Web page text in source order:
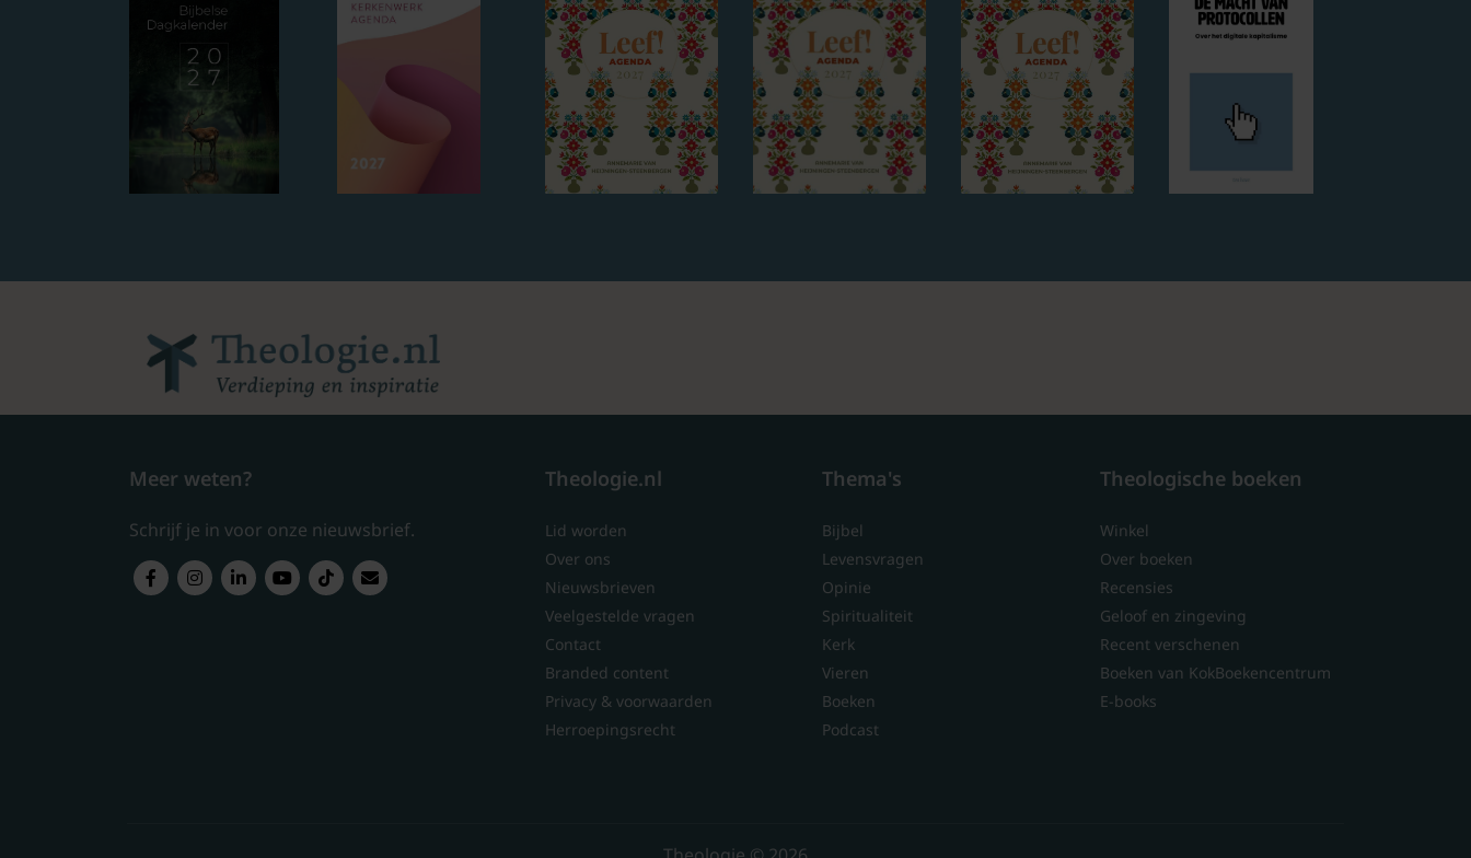
Meer weten?
Schrijf je in voor onze nieuwsbrief.
Theologie.nl
Lid worden
Over ons
Nieuwsbrieven
Veelgestelde vragen
Contact
Branded content
Privacy & voorwaarden
Herroepingsrecht
Thema's
Bijbel
Levensvragen
Opinie
Spiritualiteit
Kerk
Vieren
Boeken
Podcast
Theologische boeken
Winkel
Over boeken
Recensies
Geloof en zingeving
Recent verschenen
Boeken van KokBoekencentrum
E-books